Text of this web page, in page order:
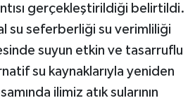
gerçekleştirildiği belirtildi.
su seferberliği su verimliliği
suyun etkin ve tasarruflu
su kaynaklarıyla yeniden
ilimiz atık sularının